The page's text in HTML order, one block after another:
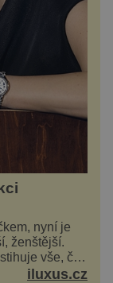
nyní je
ženštější.
vše, čím
sto
iluxus.cz